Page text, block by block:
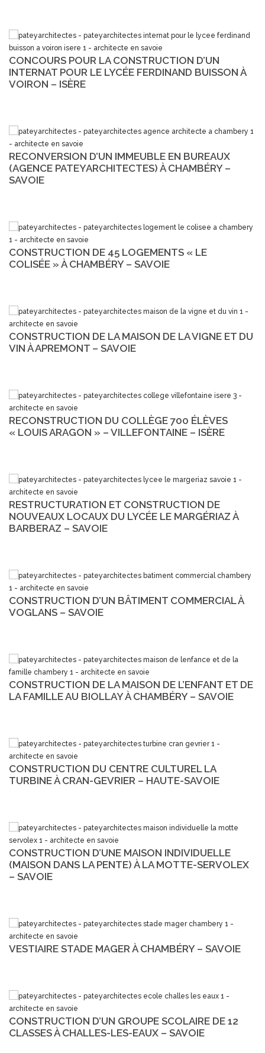
CONCOURS POUR LA CONSTRUCTION D’UN
INTERNAT POUR LE LYCÉE FERDINAND BUISSON À
VOIRON – ISÈRE
RECONVERSION D’UN IMMEUBLE EN BUREAUX
(AGENCE PATEYARCHITECTES) À CHAMBÉRY –
SAVOIE
CONSTRUCTION DE 45 LOGEMENTS « LE
COLISÉE » À CHAMBÉRY – SAVOIE
CONSTRUCTION DE LA MAISON DE LA VIGNE ET DU
VIN À APREMONT – SAVOIE
RECONSTRUCTION DU COLLÈGE 700 ÉLÈVES
« LOUIS ARAGON » – VILLEFONTAINE – ISÈRE
RESTRUCTURATION ET CONSTRUCTION DE
NOUVEAUX LOCAUX DU LYCÉE LE MARGÉRIAZ À
BARBERAZ – SAVOIE
CONSTRUCTION D’UN BÂTIMENT COMMERCIAL À
VOGLANS – SAVOIE
CONSTRUCTION DE LA MAISON DE L’ENFANT ET DE
LA FAMILLE AU BIOLLAY À CHAMBÉRY – SAVOIE
CONSTRUCTION DU CENTRE CULTUREL LA
TURBINE À CRAN-GEVRIER – HAUTE-SAVOIE
CONSTRUCTION D’UNE MAISON INDIVIDUELLE
(MAISON DANS LA PENTE) À LA MOTTE-SERVOLEX
– SAVOIE
VESTIAIRE STADE MAGER À CHAMBÉRY – SAVOIE
CONSTRUCTION D’UN GROUPE SCOLAIRE DE 12
CLASSES À CHALLES-LES-EAUX – SAVOIE